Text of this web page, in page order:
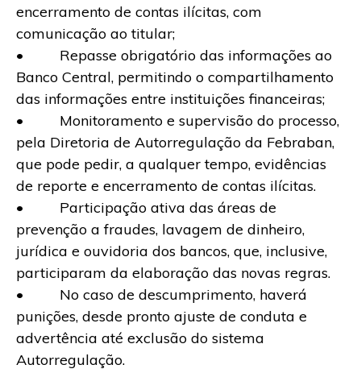
encerramento de contas ilícitas, com
comunicação ao titular;
• Repasse obrigatório das informações ao
Banco Central, permitindo o compartilhamento
das informações entre instituições financeiras;
• Monitoramento e supervisão do processo,
pela Diretoria de Autorregulação da Febraban,
que pode pedir, a qualquer tempo, evidências
de reporte e encerramento de contas ilícitas.
• Participação ativa das áreas de
prevenção a fraudes, lavagem de dinheiro,
jurídica e ouvidoria dos bancos, que, inclusive,
participaram da elaboração das novas regras.
• No caso de descumprimento, haverá
punições, desde pronto ajuste de conduta e
advertência até exclusão do sistema
Autorregulação.